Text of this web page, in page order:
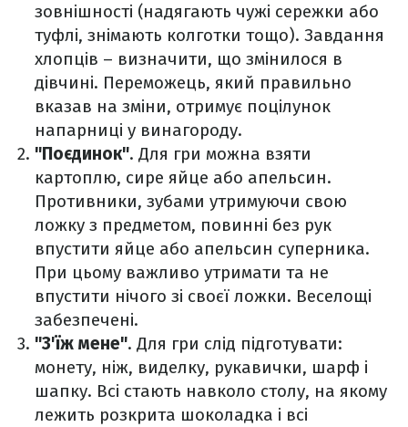
зовнішності (надягають чужі сережки або
туфлі, знімають колготки тощо). Завдання
хлопців – визначити, що змінилося в
дівчині. Переможець, який правильно
вказав на зміни, отримує поцілунок
напарниці у винагороду.
"Поєдинок". Для гри можна взяти
картоплю, сире яйце або апельсин.
Противники, зубами утримуючи свою
ложку з предметом, повинні без рук
впустити яйце або апельсин суперника.
При цьому важливо утримати та не
впустити нічого зі своєї ложки. Веселощі
забезпечені.
"З'їж мене". Для гри слід підготувати:
монету, ніж, виделку, рукавички, шарф і
шапку. Всі стають навколо столу, на якому
лежить розкрита шоколадка і всі